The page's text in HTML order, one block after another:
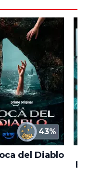
43%
del Diablo